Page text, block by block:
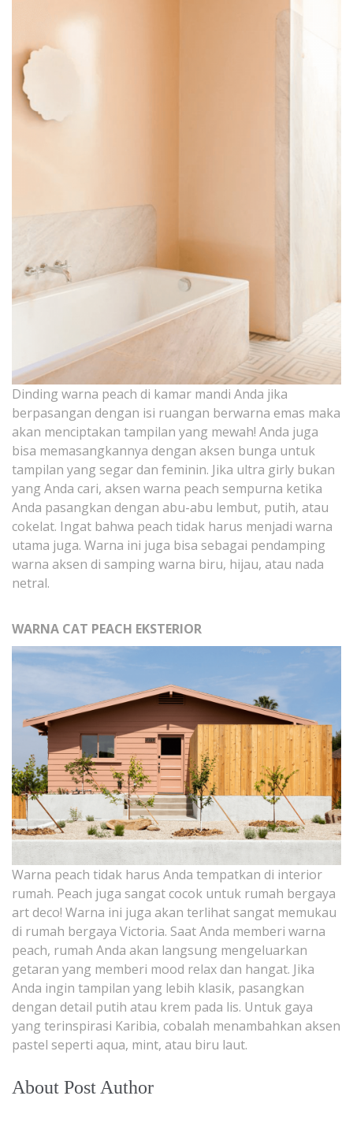
Dinding warna peach di kamar mandi Anda jika
berpasangan dengan isi ruangan berwarna emas maka
akan menciptakan tampilan yang mewah! Anda juga
bisa memasangkannya dengan aksen bunga untuk
tampilan yang segar dan feminin. Jika ultra girly bukan
yang Anda cari, aksen warna peach sempurna ketika
Anda pasangkan dengan abu-abu lembut, putih, atau
cokelat. Ingat bahwa peach tidak harus menjadi warna
utama juga. Warna ini juga bisa sebagai pendamping
warna aksen di samping warna biru, hijau, atau nada
netral.
WARNA CAT PEACH EKSTERIOR
Warna peach tidak harus Anda tempatkan di interior
rumah. Peach juga sangat cocok untuk rumah bergaya
art deco! Warna ini juga akan terlihat sangat memukau
di rumah bergaya Victoria. Saat Anda memberi warna
peach, rumah Anda akan langsung mengeluarkan
getaran yang memberi mood relax dan hangat. Jika
Anda ingin tampilan yang lebih klasik, pasangkan
dengan detail putih atau krem ​​pada lis. Untuk gaya
yang terinspirasi Karibia, cobalah menambahkan aksen
pastel seperti aqua, mint, atau biru laut.
About Post Author